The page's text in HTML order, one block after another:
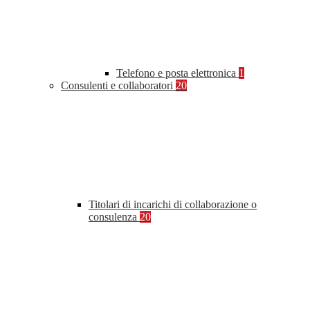
Telefono e posta elettronica 1
Consulenti e collaboratori 20
Titolari di incarichi di collaborazione o
consulenza 20